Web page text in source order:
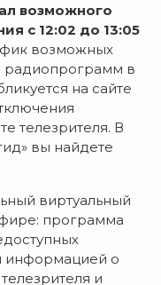
возможного
с 12:02 до 13:05
возможных
радиопрограмм в
на сайте
телезрителя. В
вы найдете
виртуальный
программа
информацией о
и